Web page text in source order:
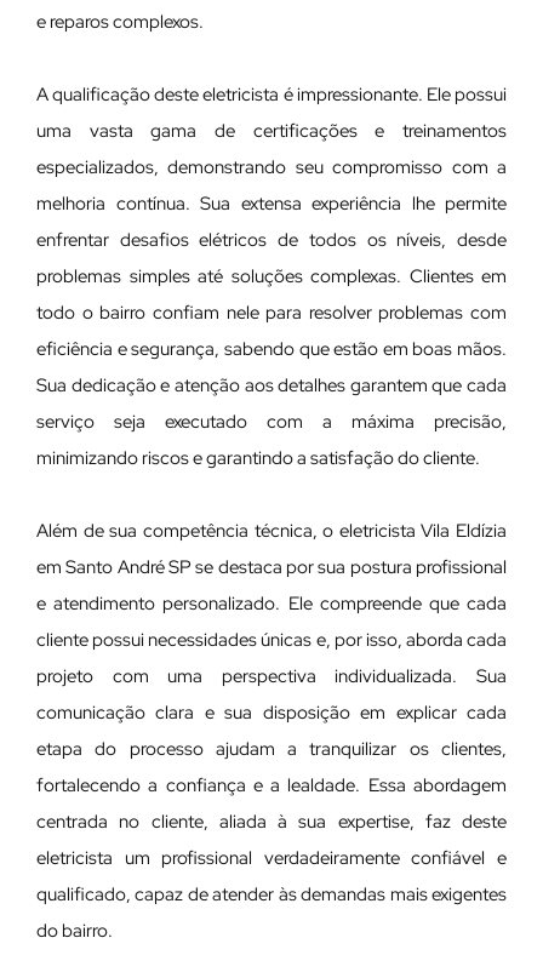
e reparos complexos.
A qualificação deste eletricista é impressionante. Ele possui
uma vasta gama de certificações e treinamentos
especializados, demonstrando seu compromisso com a
melhoria contínua. Sua extensa experiência lhe permite
enfrentar desafios elétricos de todos os níveis, desde
problemas simples até soluções complexas. Clientes em
todo o bairro confiam nele para resolver problemas com
eficiência e segurança, sabendo que estão em boas mãos.
Sua dedicação e atenção aos detalhes garantem que cada
serviço seja executado com a máxima precisão,
minimizando riscos e garantindo a satisfação do cliente.
Além de sua competência técnica, o eletricista Vila Eldízia
em Santo André SP se destaca por sua postura profissional
e atendimento personalizado. Ele compreende que cada
cliente possui necessidades únicas e, por isso, aborda cada
projeto com uma perspectiva individualizada. Sua
comunicação clara e sua disposição em explicar cada
etapa do processo ajudam a tranquilizar os clientes,
fortalecendo a confiança e a lealdade. Essa abordagem
centrada no cliente, aliada à sua expertise, faz deste
eletricista um profissional verdadeiramente confiável e
qualificado, capaz de atender às demandas mais exigentes
do bairro.